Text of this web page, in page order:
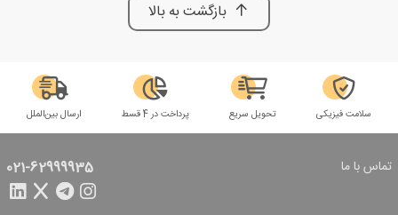
بازگشت به بالا
سلامت فیزیکی تحویل سریع پرداخت در 4 قسط ارسال بین‌الملل
تماس با ما 021-62999935